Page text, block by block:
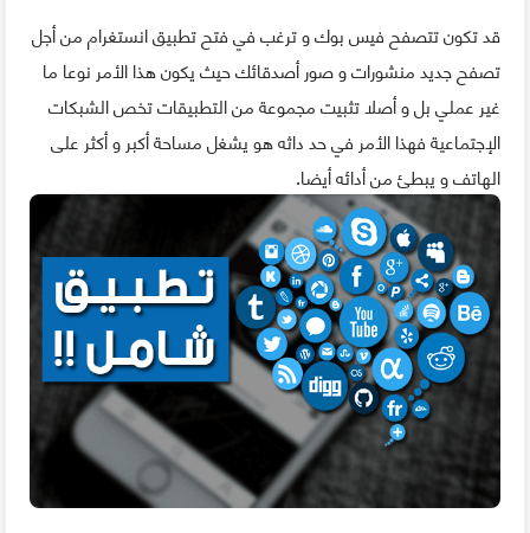
قد تكون تتصفح فيس بوك و ترغب في فتح تطبيق انستغرام من أجل
تصفح جديد منشورات و صور أصدقائك حيث يكون هذا الأمر نوعا ما
غير عملي بل و أصلا تثبيت مجموعة من التطبيقات تخص الشبكات
الإجتماعية فهذا الأمر في حد داثه هو يشغل مساحة أكبر و أكثر على
الهاتف و يبطئ من أدائه أيضا.